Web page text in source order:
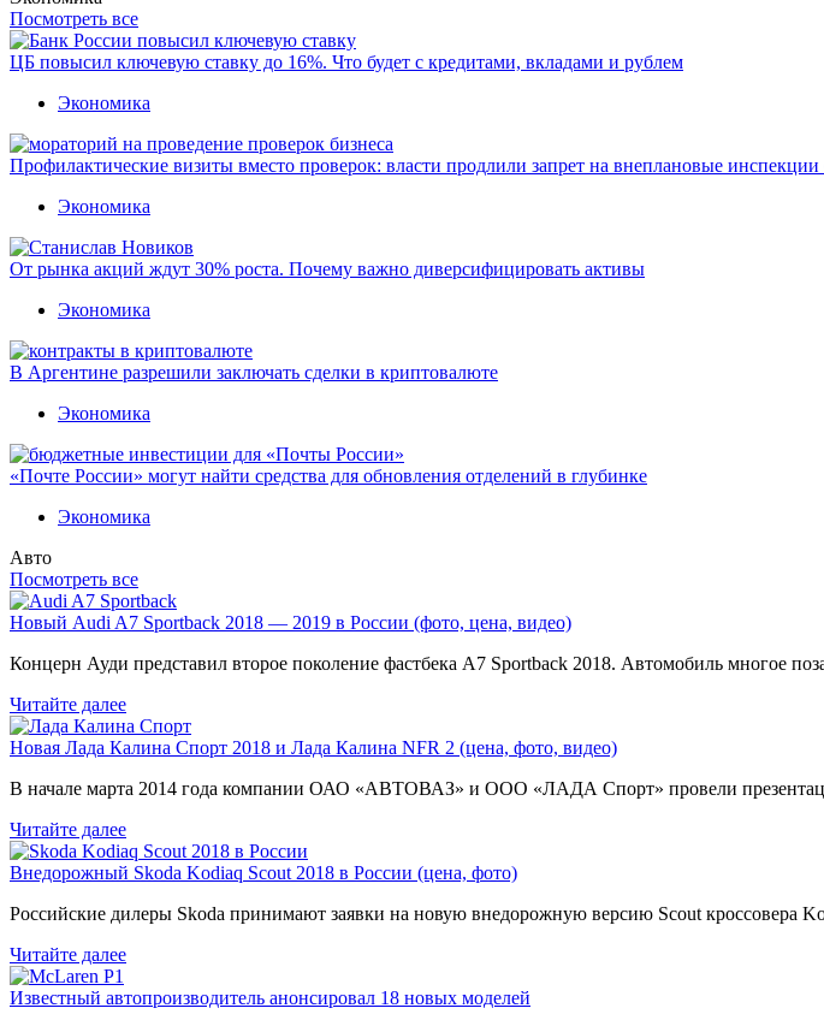
Посмотреть все
ЦБ повысил ключевую ставку до 16%. Что будет с кредитами, вкладами и рублем
Экономика
Профилактические визиты вместо проверок: власти продлили запрет на внеплановые инспекции
Экономика
От рынка акций ждут 30% роста. Почему важно диверсифицировать активы
Экономика
В Аргентине разрешили заключать сделки в криптовалюте
Экономика
«Почте России» могут найти средства для обновления отделений в глубинке
Экономика
Авто
Посмотреть все
Новый Audi A7 Sportback 2018 — 2019 в России (фото, цена, видео)
Концерн Ауди представил второе поколение фастбека A7 Sportback 2018. Автомобиль многое
Читайте далее
Новая Лада Калина Спорт 2018 и Лада Калина NFR 2 (цена, фото, видео)
В начале марта 2014 года компании ОАО «АВТОВАЗ» и ООО «ЛАДА Спорт» провели
Читайте далее
Внедорожный Skoda Kodiaq Scout 2018 в России (цена, фото)
Российские дилеры Skoda принимают заявки на новую внедорожную версию Scout кроссовера
Читайте далее
Известный автопроизводитель анонсировал 18 новых моделей